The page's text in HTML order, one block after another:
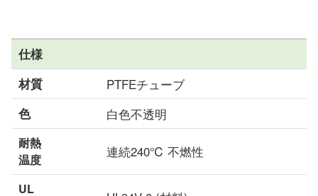
お問い合わせ窓口
会社情報
仕様
材質
PTFEチューブ
色 白色不透明
耐熱
温度
連続240℃ 不燃性
UL